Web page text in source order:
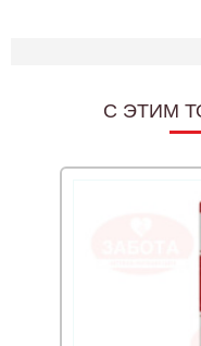
C ЭТИМ